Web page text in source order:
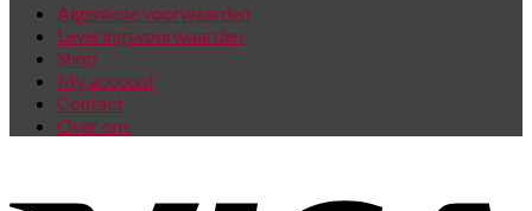
Algemene voorwaarden
Leveringsvoorwaarden
Shop
My account
Contact
Over ons